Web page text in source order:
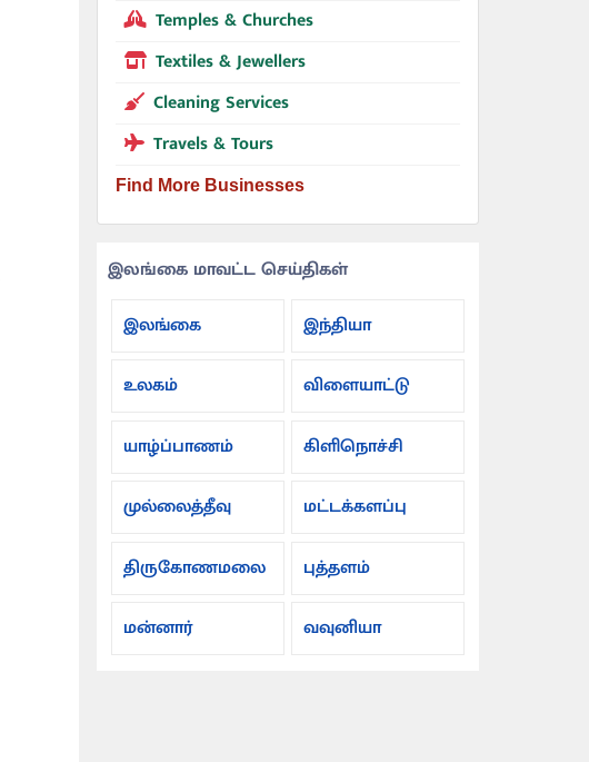
Temples & Churches
Textiles & Jewellers
Cleaning Services
Travels & Tours
Find More Businesses
இலங்கை மாவட்ட செய்திகள்
இலங்கை
இந்தியா
உலகம் விளையாட்டு
யாழ்ப்பாணம் கிளிநொச்சி
முல்லைத்தீவு மட்டக்களப்பு
திருகோணமலை புத்தளம்
மன்னார் வவுனியா